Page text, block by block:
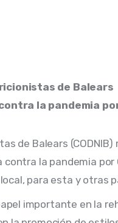
de Balears
la pandemia
de Balears (CODNIB)
la pandemia por
para esta y otras
importante en la